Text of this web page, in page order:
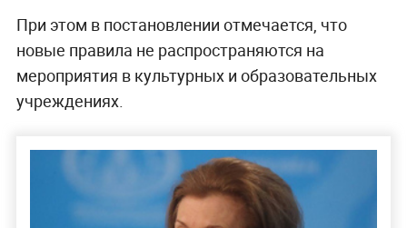
При этом в постановлении отмечается, что
новые правила не распространяются на
мероприятия в культурных и образовательных
учреждениях.